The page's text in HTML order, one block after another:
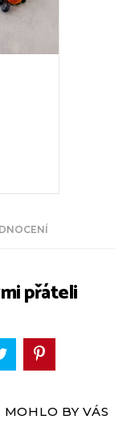
přáteli
BY VÁS